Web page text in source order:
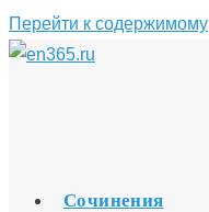
Перейти к содержимому
Сочинения